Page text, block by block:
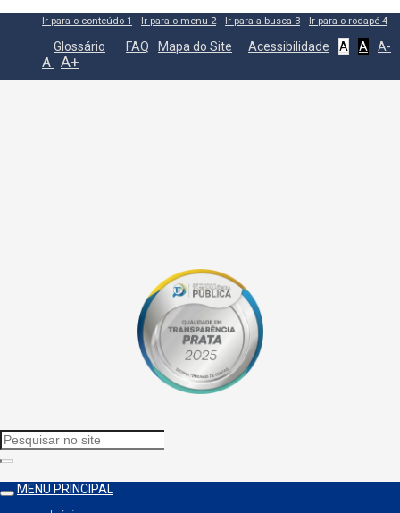
Ir para o conteúdo 1 Ir para o menu 2 Ir para a busca 3 Ir para o rodapé 4
Glossário FAQ Mapa do Site Acessibilidade A A A-
A A+
MENU PRINCIPAL